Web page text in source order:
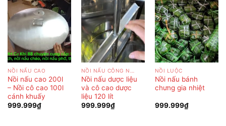
NỒI NẤU CAO
Nồi nấu cao 200l
– Nồi cô cao 100l
cánh khuấy
999.999₫
Nồi nấu dược liệu
và cô cao dược
liệu 120 lít
999.999₫
NỒI LUỘC
Nồi nấu bánh
chưng gia nhiệt
999.999₫